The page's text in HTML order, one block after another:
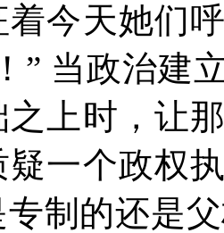
着今天她们
” 当政治建
之上时，让
疑一个政权
制的还是